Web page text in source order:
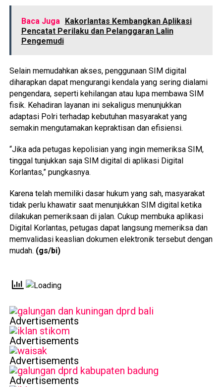
Baca Juga Kakorlantas Kembangkan Aplikasi
Pencatat Perilaku dan Pelanggaran Lalin
Pengemudi
Selain memudahkan akses, penggunaan SIM digital
diharapkan dapat mengurangi kendala yang sering dialami
pengendara, seperti kehilangan atau lupa membawa SIM
fisik. Kehadiran layanan ini sekaligus menunjukkan
adaptasi Polri terhadap kebutuhan masyarakat yang
semakin mengutamakan kepraktisan dan efisiensi.
“Jika ada petugas kepolisian yang ingin memeriksa SIM,
tinggal tunjukkan saja SIM digital di aplikasi Digital
Korlantas,” pungkasnya.
Karena telah memiliki dasar hukum yang sah, masyarakat
tidak perlu khawatir saat menunjukkan SIM digital ketika
dilakukan pemeriksaan di jalan. Cukup membuka aplikasi
Digital Korlantas, petugas dapat langsung memeriksa dan
memvalidasi keaslian dokumen elektronik tersebut dengan
mudah. (gs/bi)
Advertisements
Advertisements
Advertisements
Advertisements